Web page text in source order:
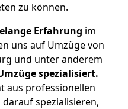
zu können.
Erfahrung im
uns auf Umzüge von
und unter anderem
spezialisiert.
aus professionellen
spezialisieren,